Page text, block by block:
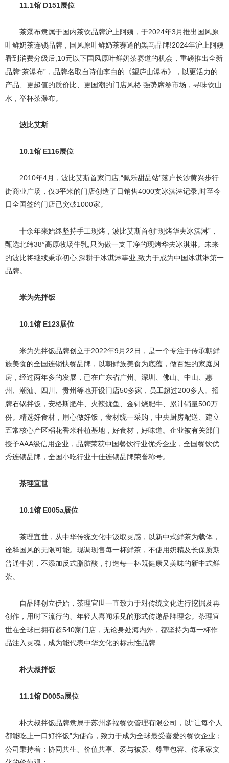
11.1馆 D151展位
茶瀑布隶属于国内茶饮品牌沪上阿姨，于2024年3月推出国风原
叶鲜奶茶连锁品牌，国风原叶鲜奶茶赛道的黑马品牌!2024年沪上阿姨
看到消费分级后,10元以下国风原叶鲜奶茶赛道的机会，重磅推出全新
品牌“茶瀑布”，品牌名取自诗仙李白的《望庐山瀑布》，以更活力的
产品、更超值的质价比、更国潮的门店风格.强势席卷市场，寻味饮山
水，举杯茶瀑布。
波比艾斯
10.1馆 E116展位
2010年4月，波比艾斯首家门店,“佩乐甜品站”落户长沙黄兴步行
街商业广场，仅3平米的门店创造了日销售4000支冰淇淋记录,时至今
日全国签约门店已突破1000家。
十余年来始终坚持手工现烤，波比艾斯首创“现烤华夫冰淇淋”，
甄选北纬38°高原牧场牛乳,只为做一支干净的现烤华夫冰淇淋。未来
的波比将继续秉承初心,深耕于冰淇淋事业,致力于成为中国冰淇淋第一
品牌。
米为先拌饭
10.1馆 E123展位
米为先拌饭品牌创立于2022年9月22日，是一个专注于传承朝鲜
族美食的全国连锁快餐品牌，以朝鲜族美食为底蕴，做百姓的家庭厨
房，经过两年多的发展，已在广东省广州、深圳、佛山、中山、惠
州、潮汕、四川、贵州等地开设门店50多家，员工超过200多人。招
牌石锅拌饭，安格斯肥牛、火辣鱿鱼、金针烧肥牛、累计销量500万
份。精选好食材，用心做好饭，食材统一采购，中央厨房配送、建立
五常核心产区稻花香米种植基地，好食材，好味道。企业被有关部门
授予AAA级信用企业，品牌荣获中国餐饮行业优秀企业，全国餐饮优
秀连锁品牌，全国小吃行业十佳连锁品牌荣誉称号。
茶理宜世
10.1馆 E005a展位
茶理宜世，从中华传统文化中汲取灵感，以新中式鲜茶为载体，
诠释国风的无限可能。现调现售每一杯鲜茶，不使用奶精及长保质期
普通牛奶，不添加反式脂肪酸，打造每一杯既健康又美味的新中式鲜
茶。
自品牌创立伊始，茶理宜世一直致力于对传统文化进行挖掘及再
创作，用时下流行的、年轻人喜闻乐见的形式传递品牌理念。茶理宜
世在全球已拥有超540家门店，无论身处海内外，都坚持为每一杯作
品注入灵魂，成为能代表中华文化的标志性品牌
朴大叔拌饭
11.1馆 D005a展位
朴大叔拌饭品牌隶属于苏州多福餐饮管理有限公司，以“让每个人
都能吃上一口好拌饭”为使命，致力于成为全球最受喜爱的餐饮企业；
公司秉持着：协同共生、价值共享、爱与被爱、尊重包容、传承家文